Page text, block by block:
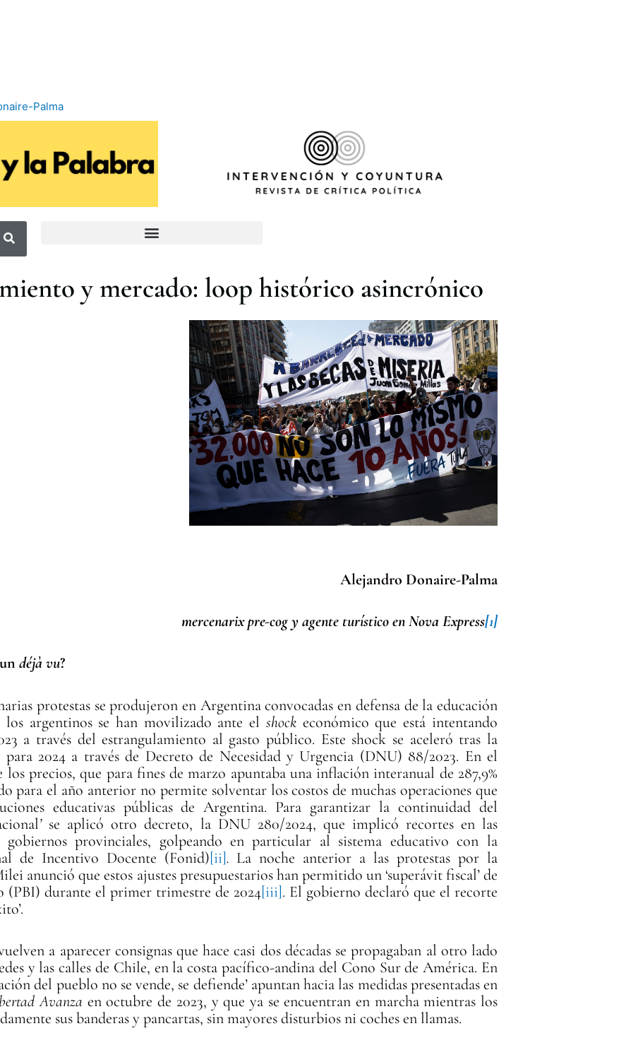
Palma
y mercado: loop histórico asincrónico
Alejandro Donaire-Palma
mercenarix pre-cog y agente turístico en Nova Express[1]
undéjà vu?
protestas se produjeron en Argentina convocadas en defensa de la educación
los argentinos se han movilizado ante el shock económico que está intentando
a través del estrangulamiento al gasto público. Este shock se aceleró tras la
2024 a través de Decreto de Necesidad y Urgencia (DNU) 88/2023. En el
precios, que para fines de marzo apuntaba una inflación interanual de 287,9%
para el año anterior no permite solventar los costos de muchas operaciones que
educativas públicas de Argentina. Para garantizar la continuidad del
’ se aplicó otro decreto, la DNU 280/2024, que implicó recortes en las
provinciales, golpeando en particular al sistema educativo con la
de Incentivo Docente (Fonid)[ii]. La noche anterior a las protestas por la
anunció que estos ajustes presupuestarios han permitido un ‘superávit fiscal’ de
(PBI) durante el primer trimestre de 2024[iii]. El gobierno declaró que el recorte
a aparecer consignas que hace casi dos décadas se propagaban al otro lado
y las calles de Chile, en la costa pacífico-andina del Cono Sur de América. En
del pueblo no se vende, se defiende’ apuntan hacia las medidas presentadas en
Avanza en octubre de 2023, y que ya se encuentran en marcha mientras los
sus banderas y pancartas, sin mayores disturbios ni coches en llamas.